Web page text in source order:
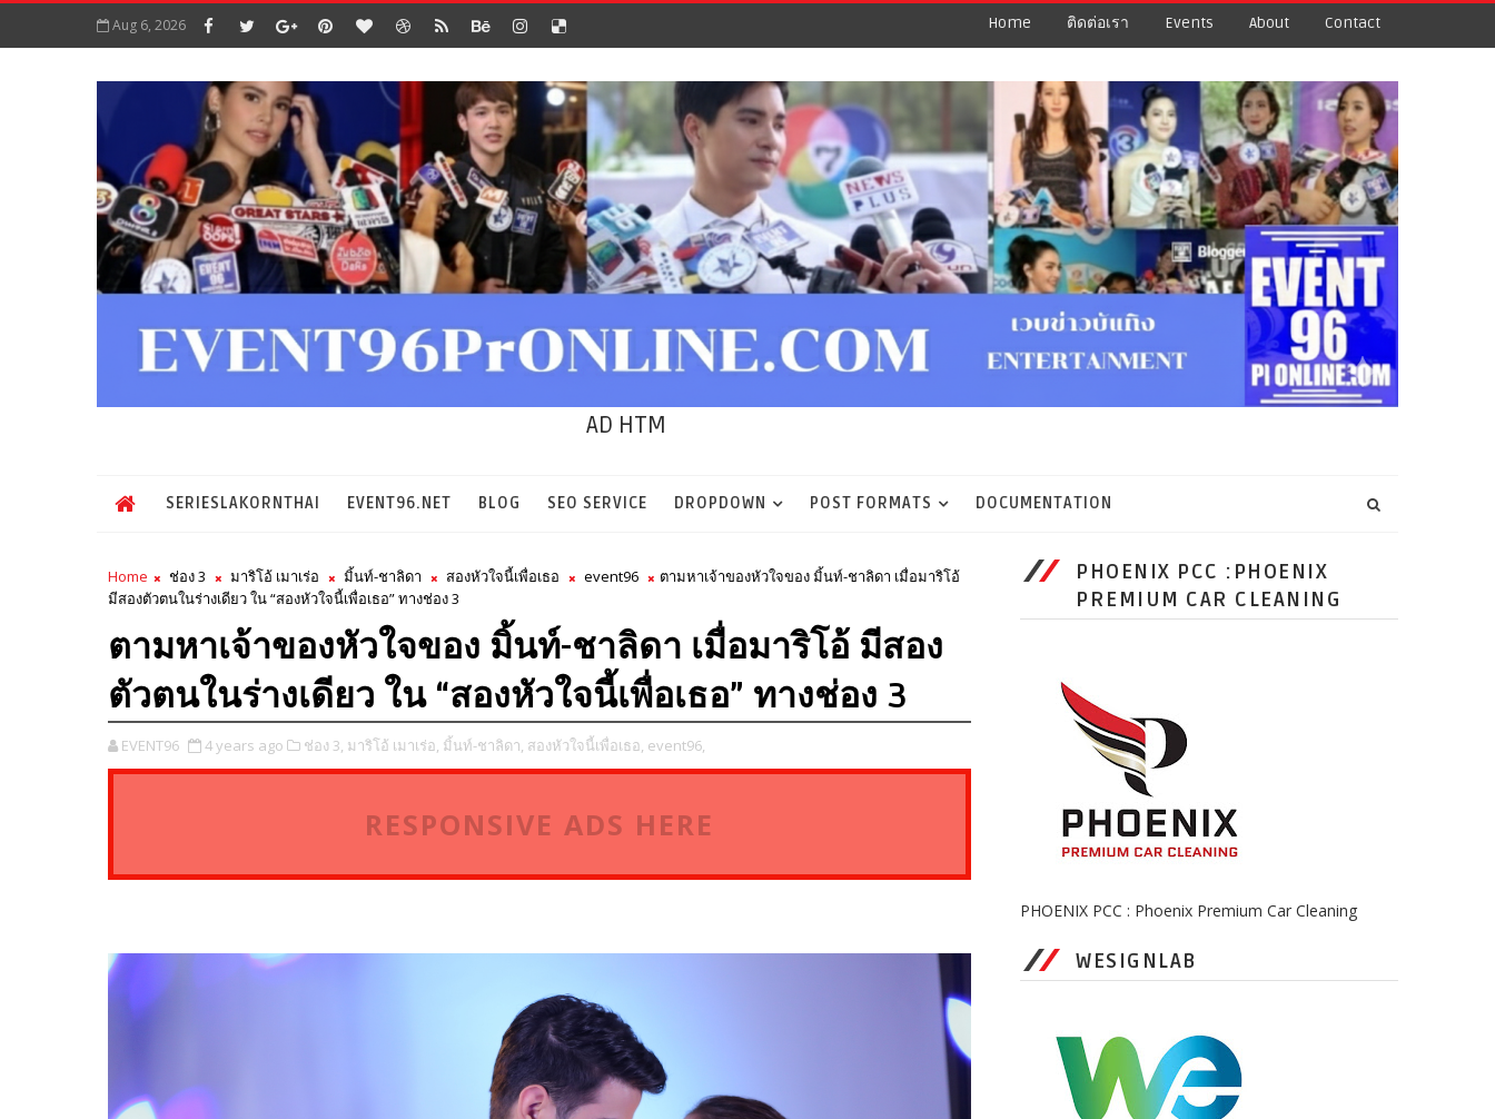
Aug 6, 2026 Home ติดต่อเรา Events About Contact
AD HTM
SERIESLAKORNTHAI EVENT96.NET BLOG SEO SERVICE DROPDOWN POST FORMATS DOCUMENTATION
Home ช่อง 3 มาริโอ้ เมาเร่อ มิ้นท์-ชาลิดา สองหัวใจนี้เพื่อเธอ event96
ตามหาเจ้าของหัวใจของ มิ้นท์-ชาลิดา เมื่อมาริโอ้
มีสองตัวตนในร่างเดียว ใน “สองหัวใจนี้เพื่อเธอ” ทางช่อง 3
ตามหาเจ้าของหัวใจของ มิ้นท์-ชาลิดา เมื่อมาริโอ้ มีสอง
ตัวตนในร่างเดียว ใน “สองหัวใจนี้เพื่อเธอ” ทางช่อง 3
EVENT96 4 years ago ช่อง 3, มาริโอ้ เมาเร่อ, มิ้นท์-ชาลิดา, สองหัวใจนี้เพื่อเธอ, event96,
RESPONSIVE ADS HERE
PHOENIX PCC :PHOENIX
PREMIUM CAR CLEANING
PHOENIX PCC : Phoenix Premium Car Cleaning
WESIGNLAB